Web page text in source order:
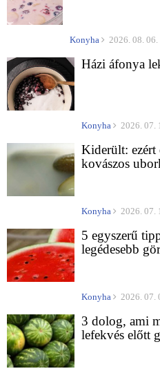
Konyha 2026. 08. 06.
Házi áfonya
Konyha 2026. 07.
Kiderült: ezért
kovászos
Konyha 2026. 07.
5 egyszerű
legédesebb
Konyha 2026. 07.
3 dolog, ami
lefekvés előtt